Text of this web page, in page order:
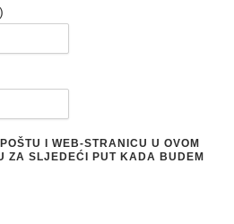
I WEB-STRANICU U OVOM
ZA SLJEDEĆI PUT KADA BUDEM